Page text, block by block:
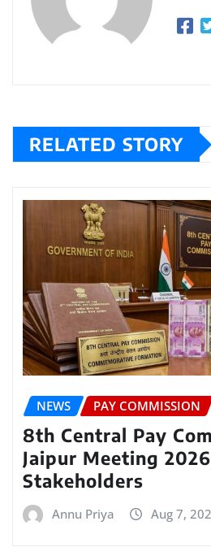
RELATED STORY
NEWS PAY COMMISSION
8th Central Pay
Jaipur Meeting
Stakeholders
Annu Priya Aug 7,